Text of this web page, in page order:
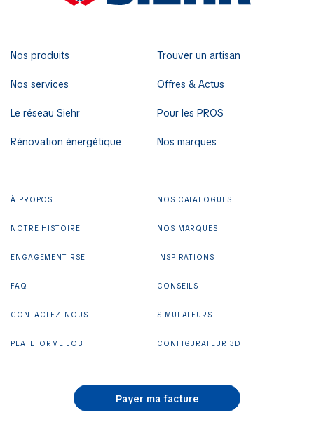
Nos produits
Nos services
Le réseau Siehr
Rénovation énergétique
Trouver un artisan
Offres & Actus
Pour les PROS
Nos marques
À PROPOS
NOTRE HISTOIRE
ENGAGEMENT RSE
FAQ
CONTACTEZ-NOUS
PLATEFORME JOB
NOS CATALOGUES
NOS MARQUES
INSPIRATIONS
CONSEILS
SIMULATEURS
CONFIGURATEUR 3D
Payer ma facture